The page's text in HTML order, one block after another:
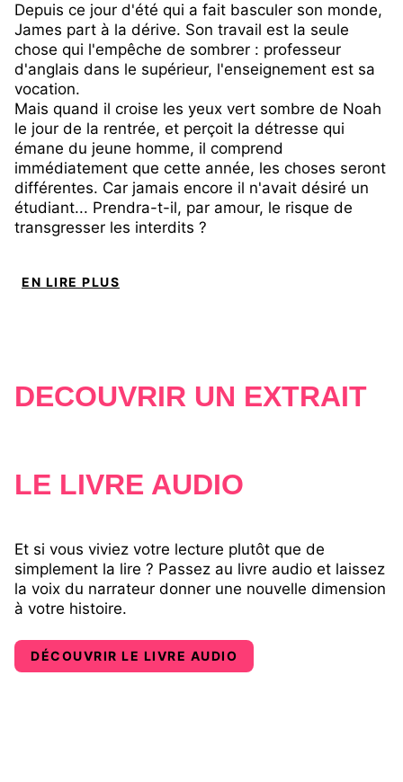
Depuis ce jour d'été qui a fait basculer son monde,
James part à la dérive. Son travail est la seule
chose qui l'empêche de sombrer : professeur
d'anglais dans le supérieur, l'enseignement est sa
vocation.
Mais quand il croise les yeux vert sombre de Noah
le jour de la rentrée, et perçoit la détresse qui
émane du jeune homme, il comprend
immédiatement que cette année, les choses seront
différentes. Car jamais encore il n'avait désiré un
étudiant... Prendra-t-il, par amour, le risque de
transgresser les interdits ?
EN LIRE PLUS
DÉCOUVRIR UN EXTRAIT
LE LIVRE AUDIO
Et si vous viviez votre lecture plutôt que de
simplement la lire ? Passez au livre audio et laissez
la voix du narrateur donner une nouvelle dimension
à votre histoire.
DÉCOUVRIR LE LIVRE AUDIO